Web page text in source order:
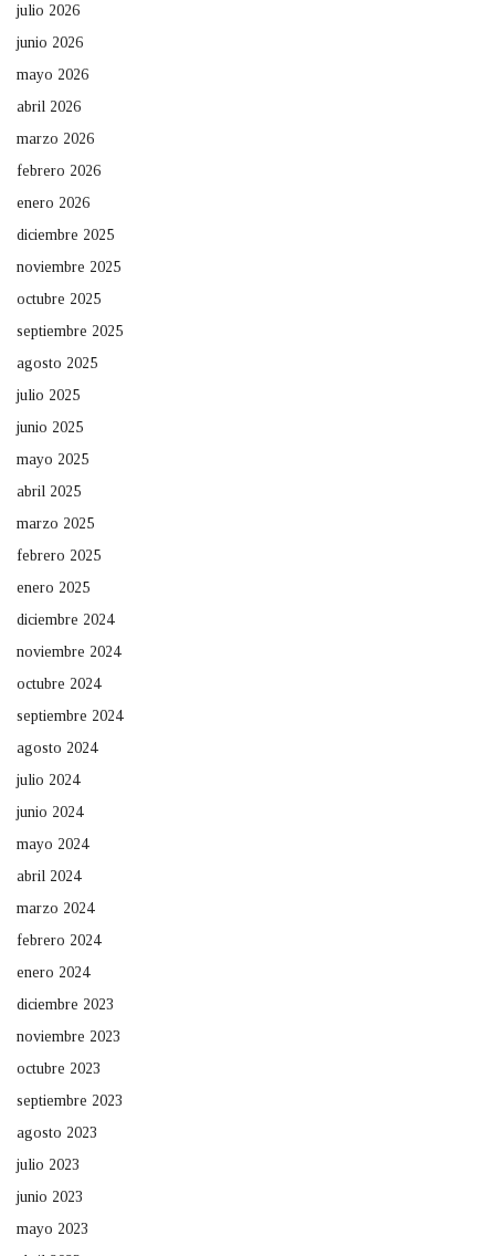
julio 2026
junio 2026
mayo 2026
abril 2026
marzo 2026
febrero 2026
enero 2026
diciembre 2025
noviembre 2025
octubre 2025
septiembre 2025
agosto 2025
julio 2025
junio 2025
mayo 2025
abril 2025
marzo 2025
febrero 2025
enero 2025
diciembre 2024
noviembre 2024
octubre 2024
septiembre 2024
agosto 2024
julio 2024
junio 2024
mayo 2024
abril 2024
marzo 2024
febrero 2024
enero 2024
diciembre 2023
noviembre 2023
octubre 2023
septiembre 2023
agosto 2023
julio 2023
junio 2023
mayo 2023